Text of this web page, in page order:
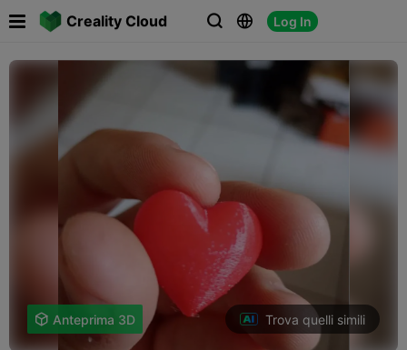
Creality Cloud   Log In
 
 Anteprima 3D Trova quelli simili